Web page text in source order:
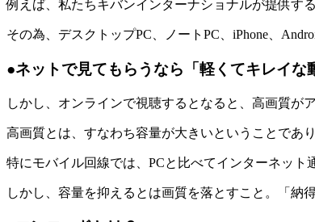
例えば、私たちキバンインターナショナルが提供す
その為、デスクトップPC、ノートPC、iPhone、
●ネットで見てもらうなら「軽くてキレイな
しかし、オンラインで視聴するとなると、高画質が
高画質とは、すなわち容量が大きいということであ
特にモバイル回線では、PCと比べてインターネット
しかし、容量を抑えるとは画質を落とすこと。「納